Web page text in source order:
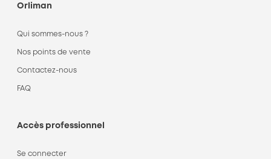
Orliman
Qui sommes-nous ?
Nos points de vente
Contactez-nous
FAQ
Accès professionnel
Se connecter